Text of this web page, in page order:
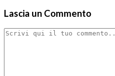
Lascia un Commento